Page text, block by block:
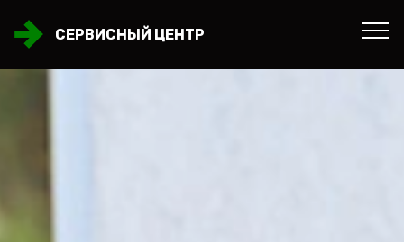
СЕРВИСНЫЙ ЦЕНТР